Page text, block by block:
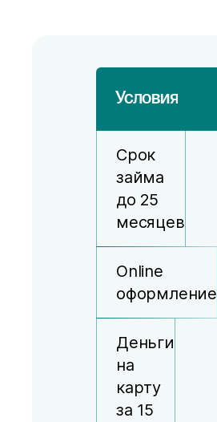
Условия
Срок
займа
до 25
месяцев
Online
оформление
Деньги
на
карту
за 15